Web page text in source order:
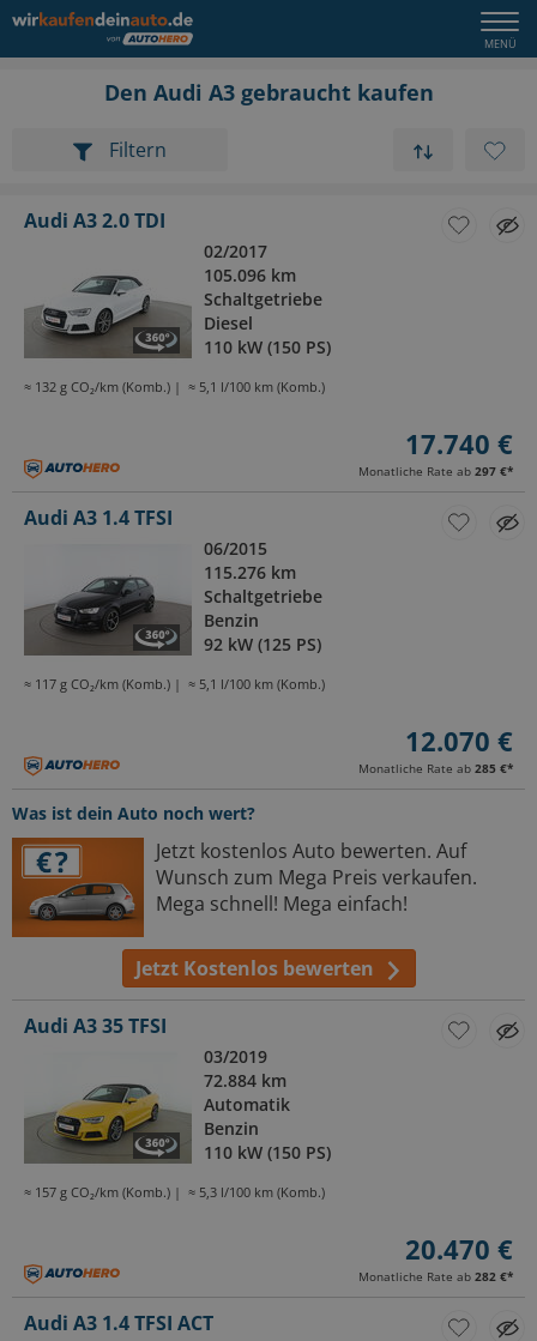
Den Audi A3 gebraucht kaufen
Filtern
Audi A3 2.0 TDI
02/2017
105.096 km
Schaltgetriebe
Diesel
110 kW (150 PS)
≈ 132 g CO₂/km (Komb.) ≈ 5,1 l/100 km (Komb.)
17.740 €
Monatliche Rate ab 297 €*
Audi A3 1.4 TFSI
06/2015
115.276 km
Schaltgetriebe
Benzin
92 kW (125 PS)
≈ 117 g CO₂/km (Komb.) ≈ 5,1 l/100 km (Komb.)
12.070 €
Monatliche Rate ab 285 €*
Was ist dein Auto noch wert?
Jetzt kostenlos Auto bewerten. Auf
Wunsch zum Mega Preis verkaufen.
Mega schnell! Mega einfach!
Jetzt Kostenlos bewerten
Audi A3 35 TFSI
03/2019
72.884 km
Automatik
Benzin
110 kW (150 PS)
≈ 157 g CO₂/km (Komb.) ≈ 5,3 l/100 km (Komb.)
20.470 €
Monatliche Rate ab 282 €*
Audi A3 1.4 TFSI ACT